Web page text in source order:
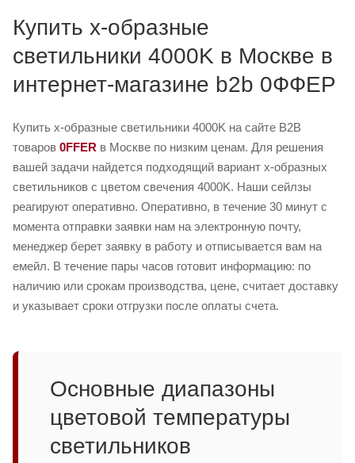
Купить x-образные
светильники 4000K в Москве в
интернет-магазине b2b 0ФФЕР
Купить x-образные светильники 4000K на сайте B2B
товаров 0FFER в Москве по низким ценам. Для решения
вашей задачи найдется подходящий вариант x-образных
светильников с цветом свечения 4000K. Наши сейлзы
реагируют оперативно. Оперативно, в течение 30 минут с
момента отправки заявки нам на электронную почту,
менеджер берет заявку в работу и отписывается вам на
емейл. В течение пары часов готовит информацию: по
наличию или срокам производства, цене, считает доставку
и указывает сроки отгрузки после оплаты счета.
Основные диапазоны
цветовой температуры
светильников